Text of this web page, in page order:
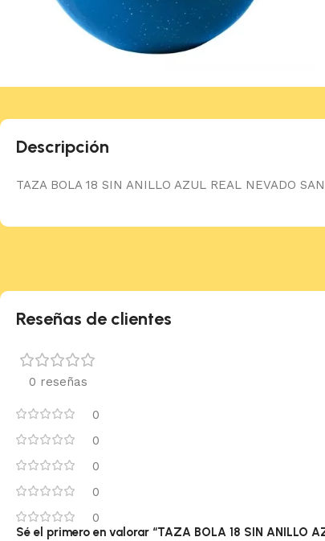
Descripción
TAZA BOLA 18 SIN ANILLO AZUL REAL NEVADO
Reseñas de clientes
0 reseñas
0
0
0
0
0
Sé el primero en valorar “TAZA BOLA 18 SIN ANILLO